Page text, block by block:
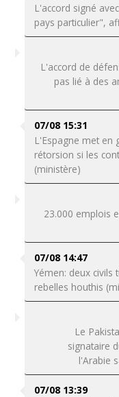
L'accord signé
pays particulier",
L'accord de
pas lié à des
07/08 15:31
L'Espagne met en
rétorsion si les
(ministère)
23.000 emplois
07/08 14:47
Yémen: deux civils
rebelles houthis
Le
signataire
l'Arabie
07/08 13:39